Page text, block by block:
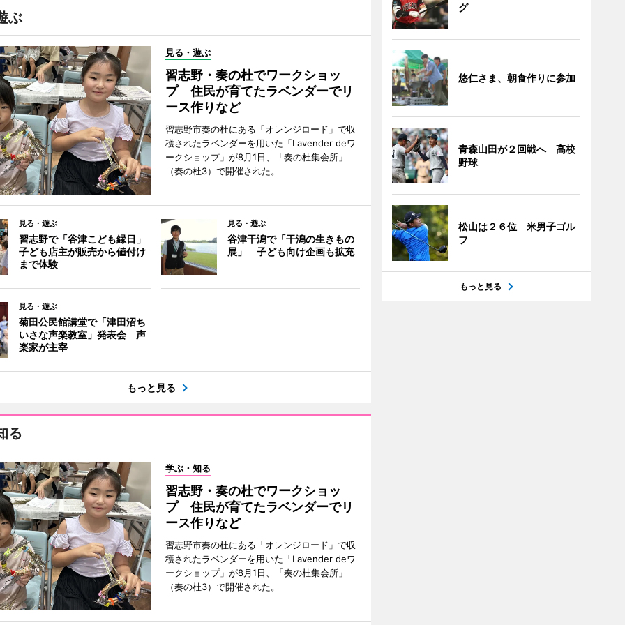
ぶ
見る・遊ぶ
習志野・奏の杜でワークショッ
プ 住民が育てたラベンダーでリ
ース作りなど
習志野市奏の杜にある「オレンジロード」で収
穫されたラベンダーを用いた「Lavender deワ
ークショップ」が8月1日、「奏の杜集会所」
（奏の杜3）で開催された。
見る・遊ぶ
習志野で「谷津こども縁日」
子ども店主が販売から値付け
まで体験
見る・遊ぶ
谷津干潟で「干潟の生きもの
展」 子ども向け企画も拡充
見る・遊ぶ
菊田公民館講堂で「津田沼ち
いさな声楽教室」発表会 声
楽家が主宰
もっと見る
る
学ぶ・知る
習志野・奏の杜でワークショッ
プ 住民が育てたラベンダーでリ
ース作りなど
習志野市奏の杜にある「オレンジロード」で収
穫されたラベンダーを用いた「Lavender deワ
ークショップ」が8月1日、「奏の杜集会所」
（奏の杜3）で開催された。
グ
悠仁さま、朝食作りに参加
青森山田が２回戦へ 高校
野球
松山は２６位 米男子ゴル
フ
もっと見る